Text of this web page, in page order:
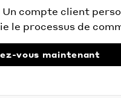
compte client
le processus de
vous maintenant